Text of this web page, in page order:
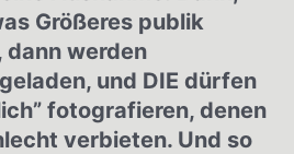
Größeres publik
dann werden
und DIE dürfen
fotografieren, denen
verbieten. Und so